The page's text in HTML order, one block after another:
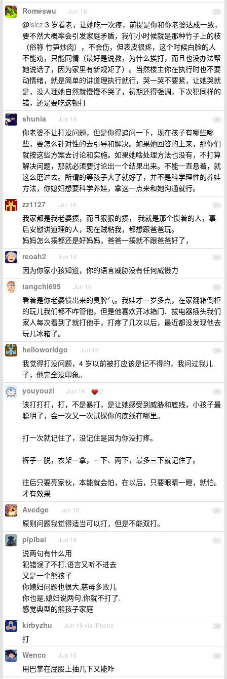
29
Romeswu Jun 16
@lslcz 3 岁看老，让她吃一次疼，前提是你和你老婆达成一致，
要不然大概率会引发家庭矛盾，我们小时候就是那种竹子上的枝
（俗称 竹笋炒肉），不会伤，但表皮很疼，这个时候白脸的人
不能劝，只能同情（最好是说教，为什么挨打，而且也没办法帮
她说话了，因为家里有新规矩了）。当然楼主你在执行时也不要
动情绪，就是简单的讲道理执行就行，哭一哭不要紧，让她哭就
是，没人理她自然就慢慢不哭了，初期还得强调，下次犯同样的
错，还是要吃这顿打
30
shunia Jun 16
你老婆不让打没问题，但是你得追问一下，现在孩子有哪些哪
些，要怎么针对性的去引导和解决。如果她回答的上来，那你们
就按这些方案去讨论和实施。如果她啥处理方法也没有，不打算
解决问题，那就必须要讨论出一个结果出来。不能一直悬着，就
这么磨过去。所谓的等孩子大了就好了，并不是科学理性的养娃
方法，你媳妇想要科学养娃，拿这一点来和她沟通就行。
31
zz1127 Jun 16
我家都是我老婆揍，而且狠狠的揍， 我就是那个惯着的人，事
后安慰讲道理的人，现在贼粘我，都想跟爸爸玩。
妈妈怎么揍都还是好妈妈，爸爸一揍就不跟爸爸好了，
32
reoah2 Jun 16
因为你家小孩知道，你的语言威胁没有任何威慑力
33
tangchi695 Jun 16
看着是你老婆惯出来的臭脾气。我娃才一岁多点，在家翻箱倒柜
的玩儿我们都不咋管他，但是他喜欢开冰箱门、拔电器插头我们
家人每次看到了就打他手，打疼了几次以后，最近都没发现他去
玩儿冰箱了。
34
helloworldgo Jun 16
我觉得打没问题，4 岁以前被打应该是记不得的，我问过我儿
子，他完全没印象。
35
youyouzi Jun 16 2
该打打打，打，不是暴打，是让她感受到威胁和底线，小孩子最
聪明了，会一次又一次试探你的底线在哪里。
打一次就记住了，没记住是因为你没打疼。
裤子一脱，衣架一拿，一下、两下，最多三下就记住了。
往后只要亮家伙，本能就会怕，在以后，只要眼睛一瞪，就怕。
才有效果
36
Avedge Jun 16
原则问题我觉得适当可以打，但是不能双打。
37
pipibai Jun 16
说两句有什么用
犯错误了不打,语言又听不进去
又是一个熊孩子
你媳妇问题也很大,慈母多败儿
你也是,媳妇说两句,你就不打了.
感觉典型的熊孩子家庭
38
kirbyzhu Jun 16 via iPhone
打
39
Wenco Jun 16
用巴掌在屁股上抽几下又能咋